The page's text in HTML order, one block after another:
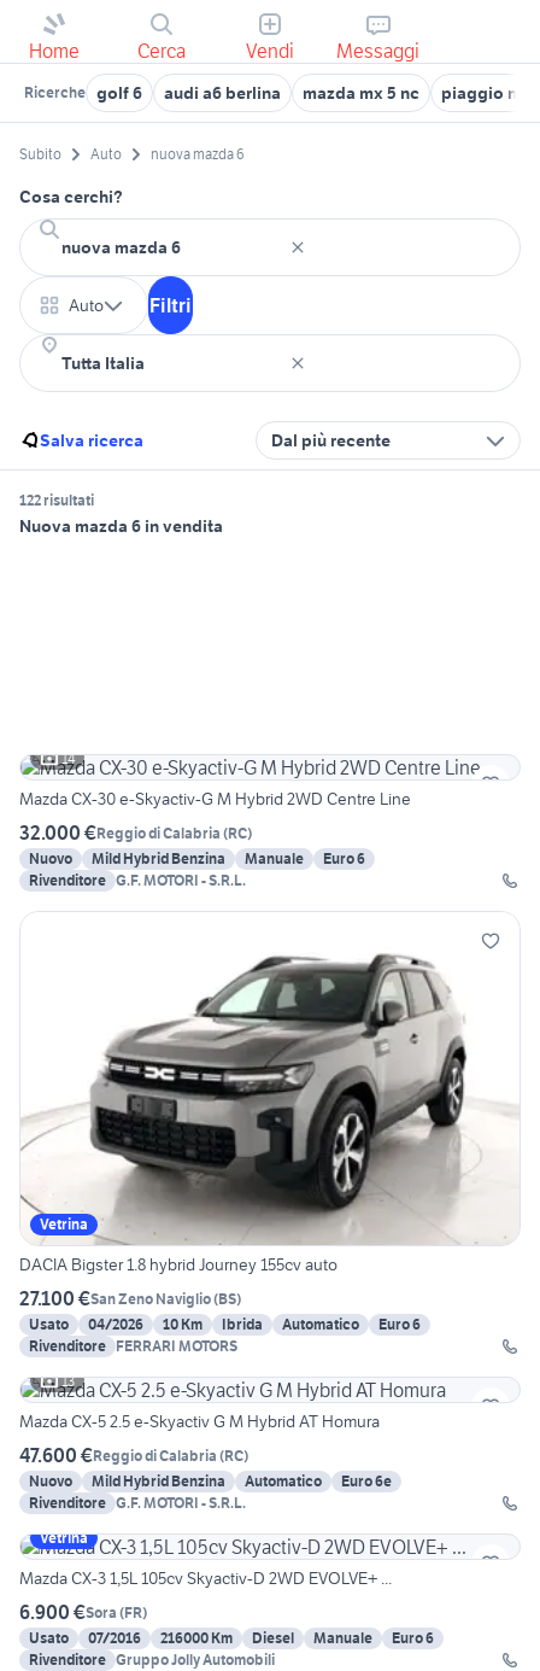
Home Cerca Vendi Messaggi
Ricerche golf 6 audi a6 berlina mazda mx 5 nc piaggio np6
Subito Auto nuova mazda 6
Cosa cerchi?
Auto Filtri
Salva ricerca Dal più recente
122 risultati
Nuova mazda 6 in vendita
14
Mazda CX-30 e-Skyactiv-G M Hybrid 2WD Centre Line
32.000 €Reggio di Calabria (RC)
Nuovo
Mild Hybrid Benzina Manuale
Euro 6
Rivenditore G.F. MOTORI - S.R.L.
Vetrina
DACIA Bigster 1.8 hybrid Journey 155cv auto
27.100 €San Zeno Naviglio(BS)
Usato
04/2026 10 Km Ibrida Automatico
Euro 6
Rivenditore FERRARI MOTORS
13
Mazda CX-5 2.5 e-Skyactiv G M Hybrid AT Homura
47.600 €Reggio di Calabria (RC)
Nuovo
Mild Hybrid Benzina Automatico
Euro 6e
Rivenditore G.F. MOTORI - S.R.L.
Vetrina
Mazda CX-3 1,5L 105cv Skyactiv-D 2WD EVOLVE+ ...
6.900 €Sora (FR)
Usato
07/2016 216000 Km Diesel Manuale
Euro 6
Rivenditore Gruppo Jolly Automobili